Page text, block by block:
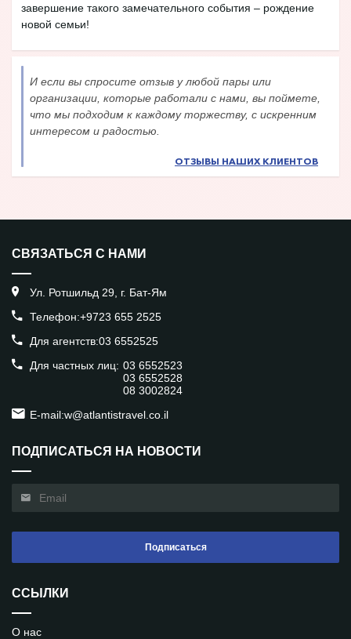
завершение такого замечательного события – рождение
новой семьи!
И если вы спросите отзыв у любой пары или
организации, которые работали с нами, вы поймете,
что мы подходим к каждому торжеству, с искренним
интересом и радостью.
ОТЗЫВЫ НАШИХ КЛИЕНТОВ
СВЯЗАТЬСЯ С НАМИ
Ул. Ротшильд 29, г. Бат-Ям
Телефон:+9723 655 2525
Для агентств:03 6552525
Для частных лиц: 03 6552523
03 6552528
08 3002824
E-mail:w@atlantistravel.co.il
ПОДПИСАТЬСЯ НА НОВОСТИ
Подписаться
ССЫЛКИ
О нас